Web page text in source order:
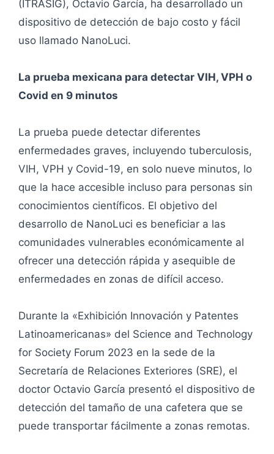
(ITRASIG), Octavio García, ha desarrollado un
dispositivo de detección de bajo costo y fácil
uso llamado NanoLuci.
La prueba mexicana para detectar VIH, VPH o
Covid en 9 minutos
La prueba puede detectar diferentes
enfermedades graves, incluyendo tuberculosis,
VIH, VPH y Covid-19, en solo nueve minutos, lo
que la hace accesible incluso para personas sin
conocimientos científicos. El objetivo del
desarrollo de NanoLuci es beneficiar a las
comunidades vulnerables económicamente al
ofrecer una detección rápida y asequible de
enfermedades en zonas de difícil acceso.
Durante la «Exhibición Innovación y Patentes
Latinoamericanas» del Science and Technology
for Society Forum 2023 en la sede de la
Secretaría de Relaciones Exteriores (SRE), el
doctor Octavio García presentó el dispositivo de
detección del tamaño de una cafetera que se
puede transportar fácilmente a zonas remotas.